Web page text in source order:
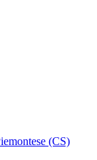
(CS)